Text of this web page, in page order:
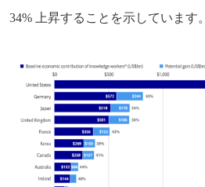
34% 上昇することを示しています。